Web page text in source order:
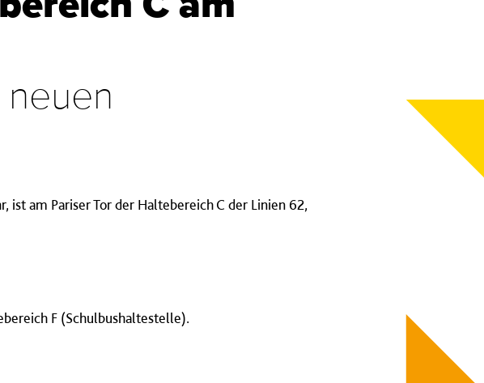
ist am Pariser Tor der Haltebereich C der Linien 62,
F (Schulbushaltestelle).